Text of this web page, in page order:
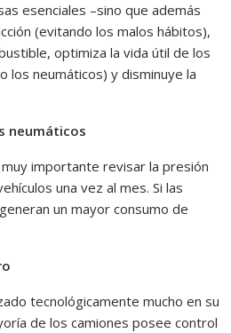
esenciales –sino que además
(evitando los malos hábitos),
optimiza la vida útil de los
los neumáticos) y disminuye la
neumáticos
importante revisar la presión
una vez al mes. Si las
un mayor consumo de
tecnológicamente mucho en su
de los camiones posee control